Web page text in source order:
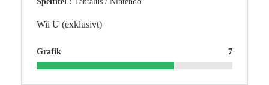
Wii U (exklusivt)
Grafik 7